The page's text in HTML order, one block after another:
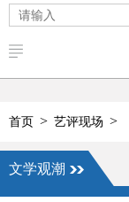
首页 > 艺评现场 >
文学观潮